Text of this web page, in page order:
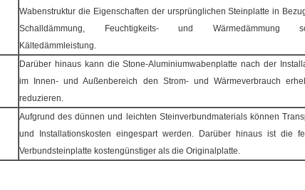
Wabenstruktur die Eigenschaften der ursprünglichen Steinplatte in
Schalldämmung, Feuchtigkeits- und Wärmedämmung
Kältedämmleistung.
Darüber hinaus kann die Stone-Aluminiumwabenplatte nach der
im Innen- und Außenbereich den Strom- und Wärmeverbrauch
reduzieren.
Aufgrund des dünnen und leichten Steinverbundmaterials können
und Installationskosten eingespart werden. Darüber hinaus ist die
Verbundsteinplatte kostengünstiger als die Originalplatte.